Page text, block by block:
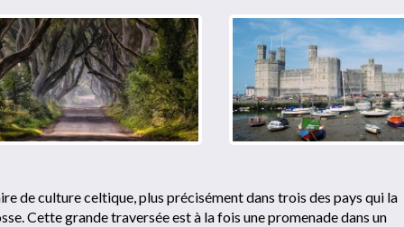
de culture celtique, plus précisément dans trois des pays qui la
Cette grande traversée est à la fois une promenade dans un